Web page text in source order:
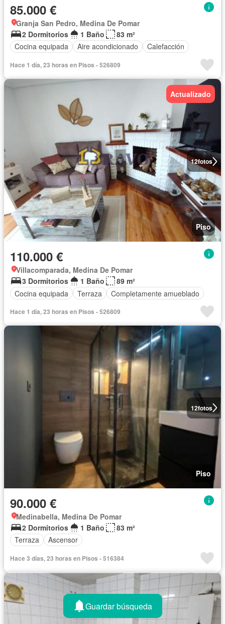
85.000 €
Granja San Pedro, Medina De Pomar
2 Dormitorios
1 Baño
83 m²
Cocina equipada
Aire acondicionado Calefacción
Hace 1 día, 23 horas en Pisos - 526809
12fotos
Actualizado
Piso
110.000 €
Villacomparada, Medina De Pomar
3 Dormitorios
1 Baño
89 m²
Cocina equipada
Terraza Completamente amueblado
Hace 1 día, 23 horas en Pisos - 526809
12fotos
Piso
90.000 €
Medinabella, Medina De Pomar
2 Dormitorios
1 Baño
83 m²
Terraza
Ascensor
Hace 3 días, 23 horas en Pisos - 516384
Guardar búsqueda